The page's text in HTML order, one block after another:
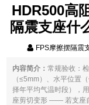
HDR500高
隔震支座什
FPS摩擦摆隔
内容简介：常规验收：
（≤5mm）、水平位置
择年平均气温时段），
座剪切变形 —— 若支座